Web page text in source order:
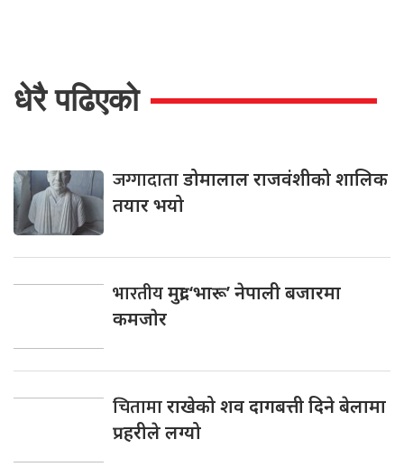
धेरै पढिएको
जग्गादाताडोमालाल राजवंशीको शालिक
तयार भयो
भारतीयमुद्रा ‘भारू’ नेपाली बजारमा
कमजाेर
चितामाराखेको शव दागबत्ती दिने बेलामा
प्रहरीले लग्यो